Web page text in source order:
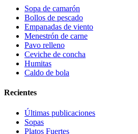
Sopa de camarón
Bollos de pescado
Empanadas de viento
Menestrón de carne
Pavo relleno
Ceviche de concha
Humitas
Caldo de bola
Recientes
Últimas publicaciones
Sopas
Platos Fuertes